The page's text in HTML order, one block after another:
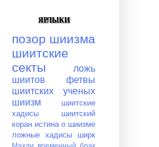
ЯРЛЫКИ
позор шиизма
шиитские
секты
ложь
шиитов
фетвы
шиитских ученых
шиизм
шиитские
хадисы
шиитский
коран истина о шиизме
ложные хадисы
ширк
Махди временный брак